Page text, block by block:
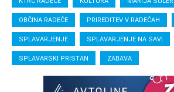
OBČINA RADEČE PRIREDITEV V RADEČAH
SPLAVARJENJE SPLAVARJENJE NA SAVI
SPLAVARSKI PRISTAN ZABAVA